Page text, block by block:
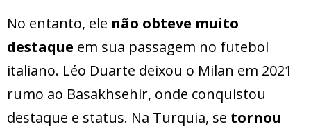
No entanto, ele não obteve muito
destaque em sua passagem no futebol
italiano. Léo Duarte deixou o Milan em 2021
rumo ao Basakhsehir, onde conquistou
destaque e status. Na Turquia, se tornou